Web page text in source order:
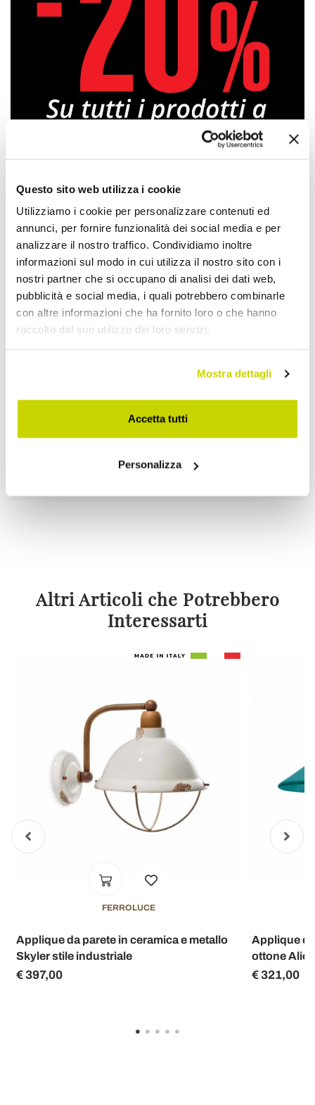
Questo sito web utilizza i cookie
Utilizziamo i cookie per personalizzare contenuti ed
annunci, per fornire funzionalità dei social media e per
analizzare il nostro traffico. Condividiamo inoltre
informazioni sul modo in cui utilizza il nostro sito con i
nostri partner che si occupano di analisi dei dati web,
pubblicità e social media, i quali potrebbero combinarle
con altre informazioni che ha fornito loro o che hanno
raccolto dal suo utilizzo dei loro servizi.
Mostra dettagli
Accetta tutti
Personalizza
Approfittane subito!
La tua merce viaggia
assicurata in tutto il Mondo.
Altri Articoli che Potrebbero
Interessarti
FERROLUCE
Applique da parete in ceramica e metallo
Skyler stile industriale
€ 397,00
Applique
ottone
€ 321,00